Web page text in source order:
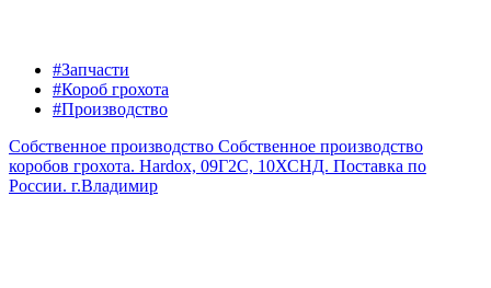
#Запчасти
#Короб грохота
#Производство
Собственное производство Собственное производство
коробов грохота. Hardox, 09Г2С, 10ХСНД. Поставка по
России. г.Владимир